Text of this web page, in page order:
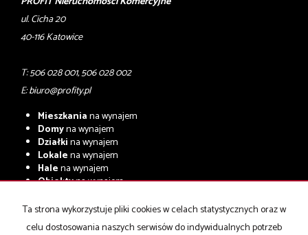
ul. Cicha 20
40-116 Katowice
T: 506 028 001, 506 028 002
E:biuro@profity.pl
Mieszkaniana wynajem
Domyna wynajem
Działkina wynajem
Lokalena wynajem
Halena wynajem
Obiektyna wynajem
Mieszkaniana sprzedaż
Domyna sprzedaż
Działkina sprzedaż
Ta strona wykorzystuje pliki cookies w celach statystycznych oraz w
celu dostosowania naszych serwisów do indywidualnych potrzeb